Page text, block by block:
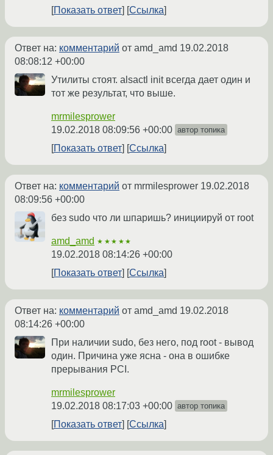
Показать ответ Ссылка
Ответ на: комментарий от amd_amd 19.02.2018
08:08:12 +00:00
Утилиты стоят. alsactl init всегда дает один и
тот же результат, что выше.
mrmilesprower
19.02.2018 08:09:56 +00:00 автор топика
Показать ответ Ссылка
Ответ на: комментарий от mrmilesprower 19.02.2018
08:09:56 +00:00
без sudo что ли шпаришь? инициируй от root
amd_amd ★★★★★
19.02.2018 08:14:26 +00:00
Показать ответ
Ссылка
Ответ на: комментарий от amd_amd 19.02.2018
08:14:26 +00:00
При наличии sudo, без него, под root - вывод
один. Причина уже ясна - она в ошибке
прерывания PCI.
mrmilesprower
19.02.2018 08:17:03 +00:00 автор топика
Показать ответ Ссылка